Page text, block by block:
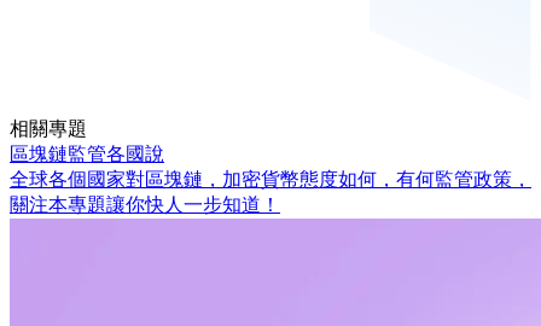
相關專題
區塊鏈監管各國說
全球各個國家對區塊鏈，加密貨幣態度如何，有何監管政策，
關注本專題讓你快人一步知道！